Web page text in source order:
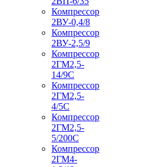
Компрессор
2ВУ-0,4/8
Компрессор
2ВУ-2,5/9
Компрессор
2ГМ2,5-
14/9С
Компрессор
2ГМ2,5-
4/5С
Компрессор
2ГМ2,5-
5/200С
Компрессор
2ГМ4-